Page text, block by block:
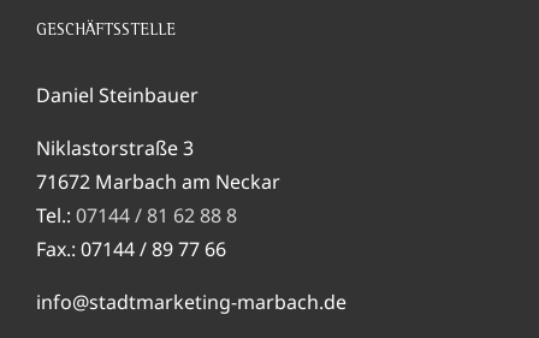
GESCHÄFTSSTELLE
Daniel Steinbauer
Niklastorstraße 3
71672 Marbach am Neckar
Tel.: 07144 / 81 62 88 8
Fax.: 07144 / 89 77 66
info@stadtmarketing-marbach.de